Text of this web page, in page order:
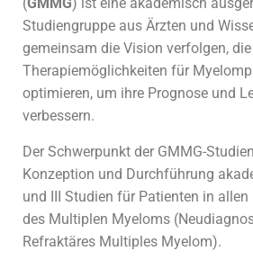
Studiengruppe aus Ärzten und
gemeinsam die Vision verfolgen, die
Therapiemöglichkeiten für
optimieren, um ihre Prognose und
verbessern.
Der Schwerpunkt der GMMG-
Konzeption und Durchführung
und III Studien für Patienten in
des Multiplen Myeloms
Refraktäres Multiples Myelom).